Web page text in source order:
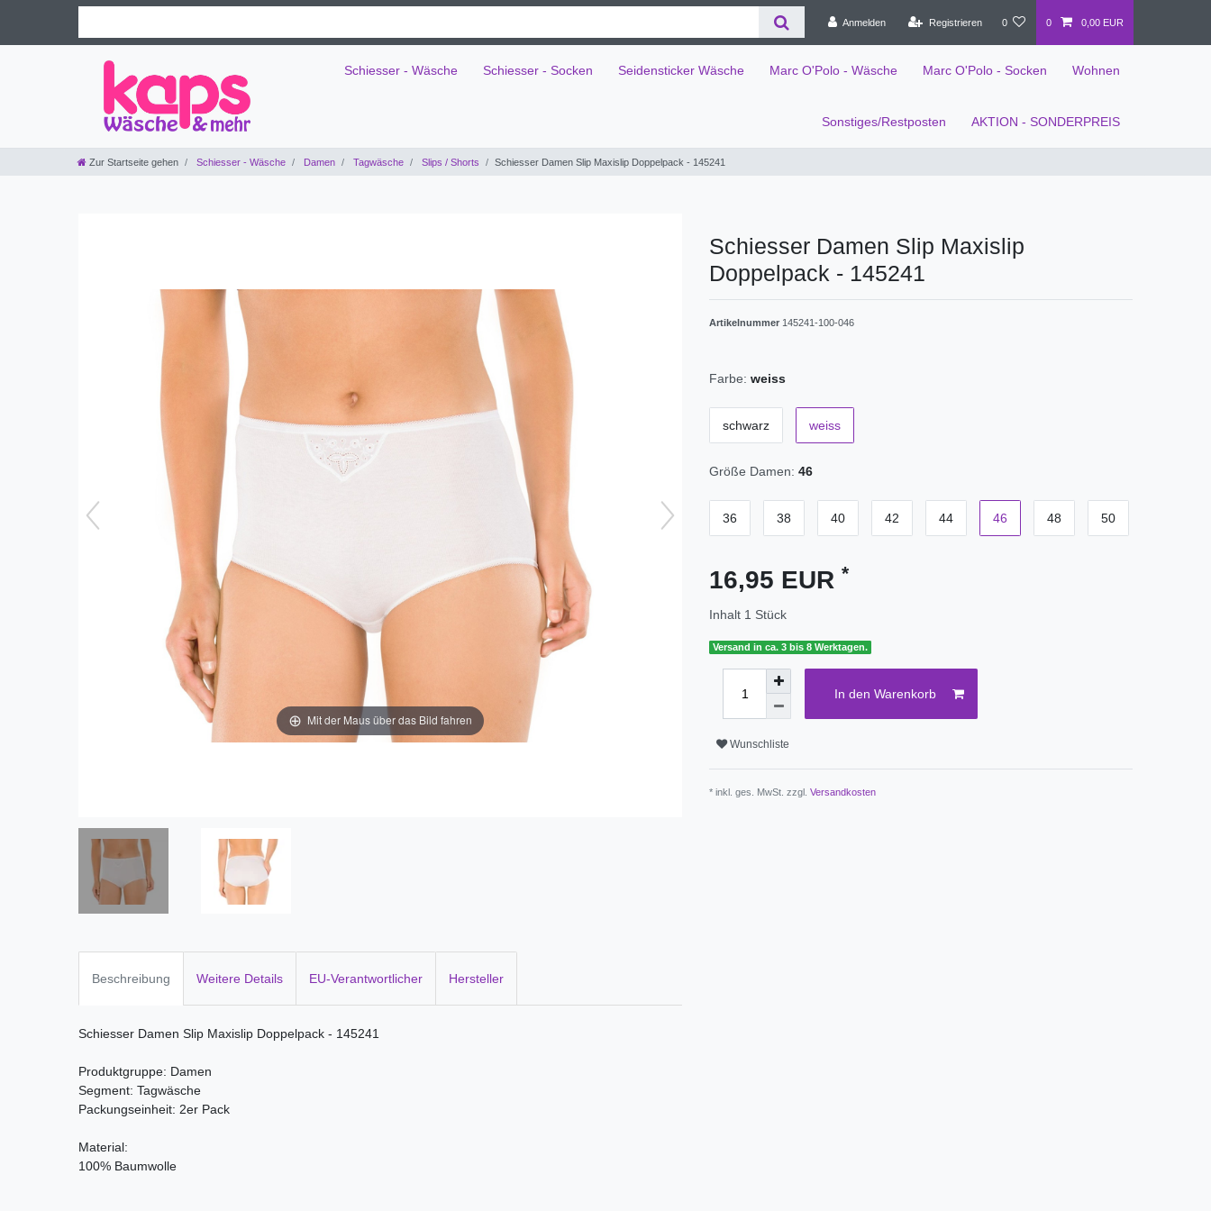
Anmelden Registrieren 0 0 0,00 EUR
Schiesser - Wäsche Schiesser - Socken Seidensticker Wäsche Marc O'Polo - Wäsche Marc O'Polo - Socken Wohnen
Sonstiges/Restposten AKTION - SONDERPREIS
Zur Startseite gehen Schiesser - Wäsche Damen Tagwäsche Slips / Shorts Schiesser Damen Slip Maxislip Doppelpack - 145241
Mit der Maus über das Bild fahren
Schiesser Damen Slip Maxislip
Doppelpack - 145241
Artikelnummer 145241-100-046
Farbe: weiss
schwarz weiss
Größe Damen: 46
36 38 40 42 44 46 48 50
16,95 EUR *
Inhalt 1 Stück
Versand in ca. 3 bis 8 Werktagen.
In den Warenkorb
Wunschliste
* inkl. ges. MwSt. zzgl. Versandkosten
Beschreibung Weitere Details EU-Verantwortlicher Hersteller
Schiesser Damen Slip Maxislip Doppelpack - 145241
Produktgruppe: Damen
Segment: Tagwäsche
Packungseinheit: 2er Pack
Material:
100% Baumwolle